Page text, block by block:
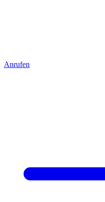
Anrufen